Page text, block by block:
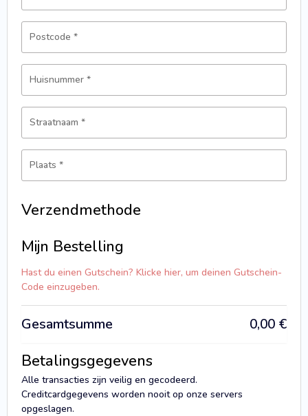
Postcode *
Huisnummer *
Straatnaam *
Plaats *
Verzendmethode
Mijn Bestelling
Hast du einen Gutschein? Klicke hier, um deinen Gutschein-
Code einzugeben.
Gesamtsumme 0,00 €
Betalingsgegevens
Alle transacties zijn veilig en gecodeerd.
Creditcardgegevens worden nooit op onze servers
opgeslagen.